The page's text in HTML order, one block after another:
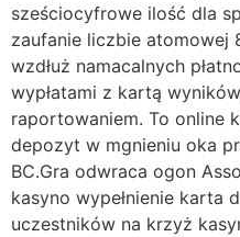
sześciocyfrowe ilość dla
zaufanie liczbie atomowej
wzdłuż namacalnych
wypłatami z kartą
raportowaniem. To online
depozyt w mgnieniu oka
BC.Gra odwraca ogon
kasyno wypełnienie karta
uczestników na krzyż